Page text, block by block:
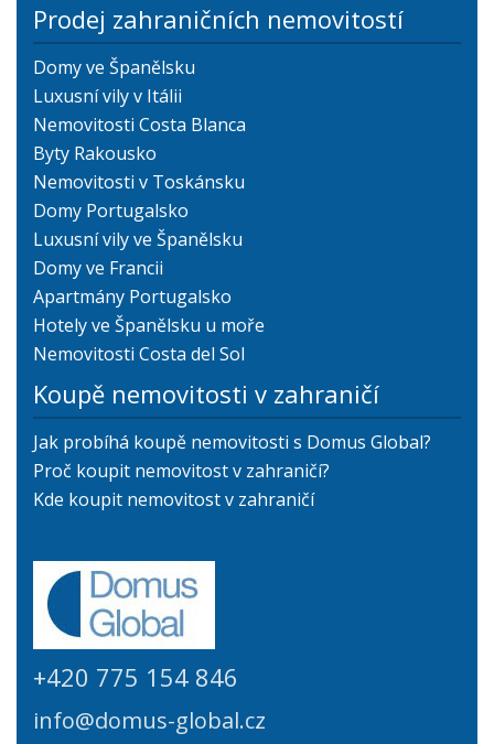
Prodej zahraničních nemovitostí
Domy ve Španělsku
Luxusní vily v Itálii
Nemovitosti Costa Blanca
Byty Rakousko
Nemovitosti v Toskánsku
Domy Portugalsko
Luxusní vily ve Španělsku
Domy ve Francii
Apartmány Portugalsko
Hotely ve Španělsku u moře
Nemovitosti Costa del Sol
Koupě nemovitosti v zahraničí
Jak probíhá koupě nemovitosti s Domus Global?
Proč koupit nemovitost v zahraničí?
Kde koupit nemovitost v zahraničí
+420 775 154 846
info@domus-global.cz